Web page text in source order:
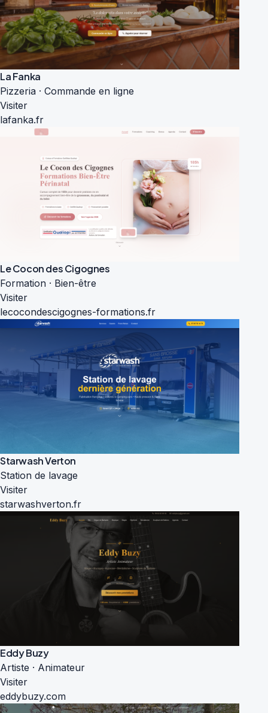
La Fanka
Pizzeria · Commande en ligne
Visiter
lafanka.fr
Le Cocon des Cigognes
Formation · Bien-être
Visiter
lecocondescigognes-formations.fr
Starwash Verton
Station de lavage
Visiter
starwashverton.fr
Eddy Buzy
Artiste · Animateur
Visiter
eddybuzy.com